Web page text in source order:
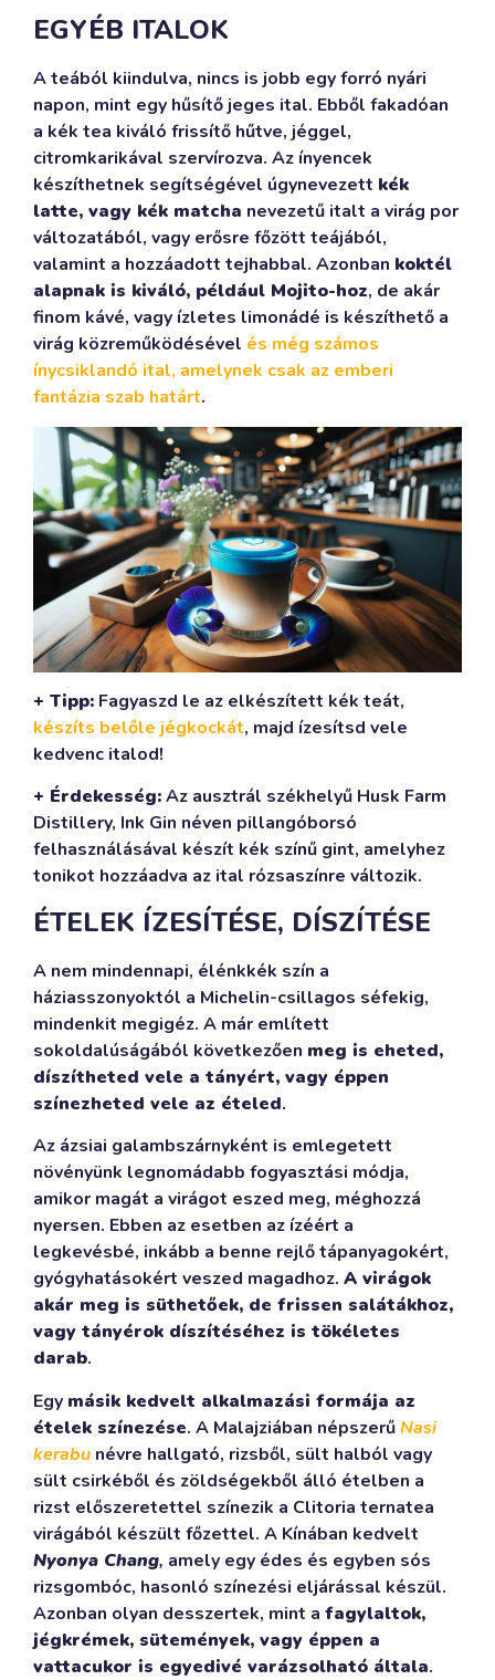
EGYÉB ITALOK
A teából kiindulva, nincs is jobb egy forró nyári
napon, mint egy hűsítő jeges ital. Ebből fakadóan
a kék tea kiváló frissítő hűtve, jéggel,
citromkarikával szervírozva. Az ínyencek
készíthetnek segítségével úgynevezett kék
latte, vagy kék matcha nevezetű italt a virág por
változatából, vagy erősre főzött teájából,
valamint a hozzáadott tejhabbal. Azonban koktél
alapnak is kiváló, például Mojito-hoz, de akár
finom kávé, vagy ízletes limonádé is készíthető a
virág közreműködésével és még számos
ínycsiklandó ital, amelynek csak az emberi
fantázia szab határt.
+ Tipp: Fagyaszd le az elkészített kék teát,
készíts belőle jégkockát, majd ízesítsd vele
kedvenc italod!
+ Érdekesség:Az ausztrál székhelyű Husk Farm
Distillery, Ink Gin néven pillangóborsó
felhasználásával készít kék színű gint, amelyhez
tonikot hozzáadva az ital rózsaszínre változik.
ÉTELEK ÍZESÍTÉSE, DÍSZÍTÉSE
A nem mindennapi, élénkkék szín a
háziasszonyoktól a Michelin-csillagos séfekig,
mindenkit megigéz. A már említett
sokoldalúságából következően meg is eheted,
díszítheted vele a tányért, vagy éppen
színezheted vele az ételed.
Az ázsiai galambszárnyként is emlegetett
növényünk legnomádabb fogyasztási módja,
amikor magát a virágot eszed meg, méghozzá
nyersen. Ebben az esetben az ízéért a
legkevésbé, inkább a benne rejlő tápanyagokért,
gyógyhatásokért veszed magadhoz. A virágok
akár meg is süthetőek, de frissen salátákhoz,
vagy tányérok díszítéséhez is tökéletes
darab.
Egy másik kedvelt alkalmazási formája az
ételek színezése. A Malajziában népszerűNasi
kerabu névre hallgató, rizsből, sült halból vagy
sült csirkéből és zöldségekből álló ételben a
rizst előszeretettel színezik a Clitoria ternatea
virágából készült főzettel. A Kínában kedvelt
Nyonya Chang, amely egy édes és egyben sós
rizsgombóc, hasonló színezési eljárással készül.
Azonban olyan desszertek, mint a fagylaltok,
jégkrémek, sütemények, vagy éppen a
vattacukor is egyedivé varázsolható általa.